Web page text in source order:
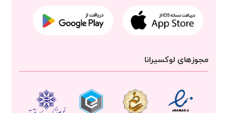
مجوزهای لوکسیرانا